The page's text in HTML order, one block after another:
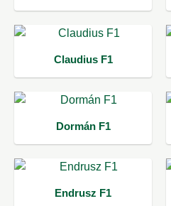
Claudius F1
Dormán F1
Endrusz F1